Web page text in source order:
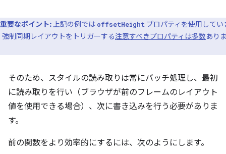
重要なポイント:上記の例では offsetHeight プロパティを使用してい
強制同期レイアウトをトリガーする注意すべきプロパティは多数あり
そのため、スタイルの読み取りは常にバッチ処理し、最初
に読み取りを行い（ブラウザが前のフレームのレイアウト
値を使用できる場合）、次に書き込みを行う必要がありま
す。
前の関数をより効率的にするには、次のようにします。